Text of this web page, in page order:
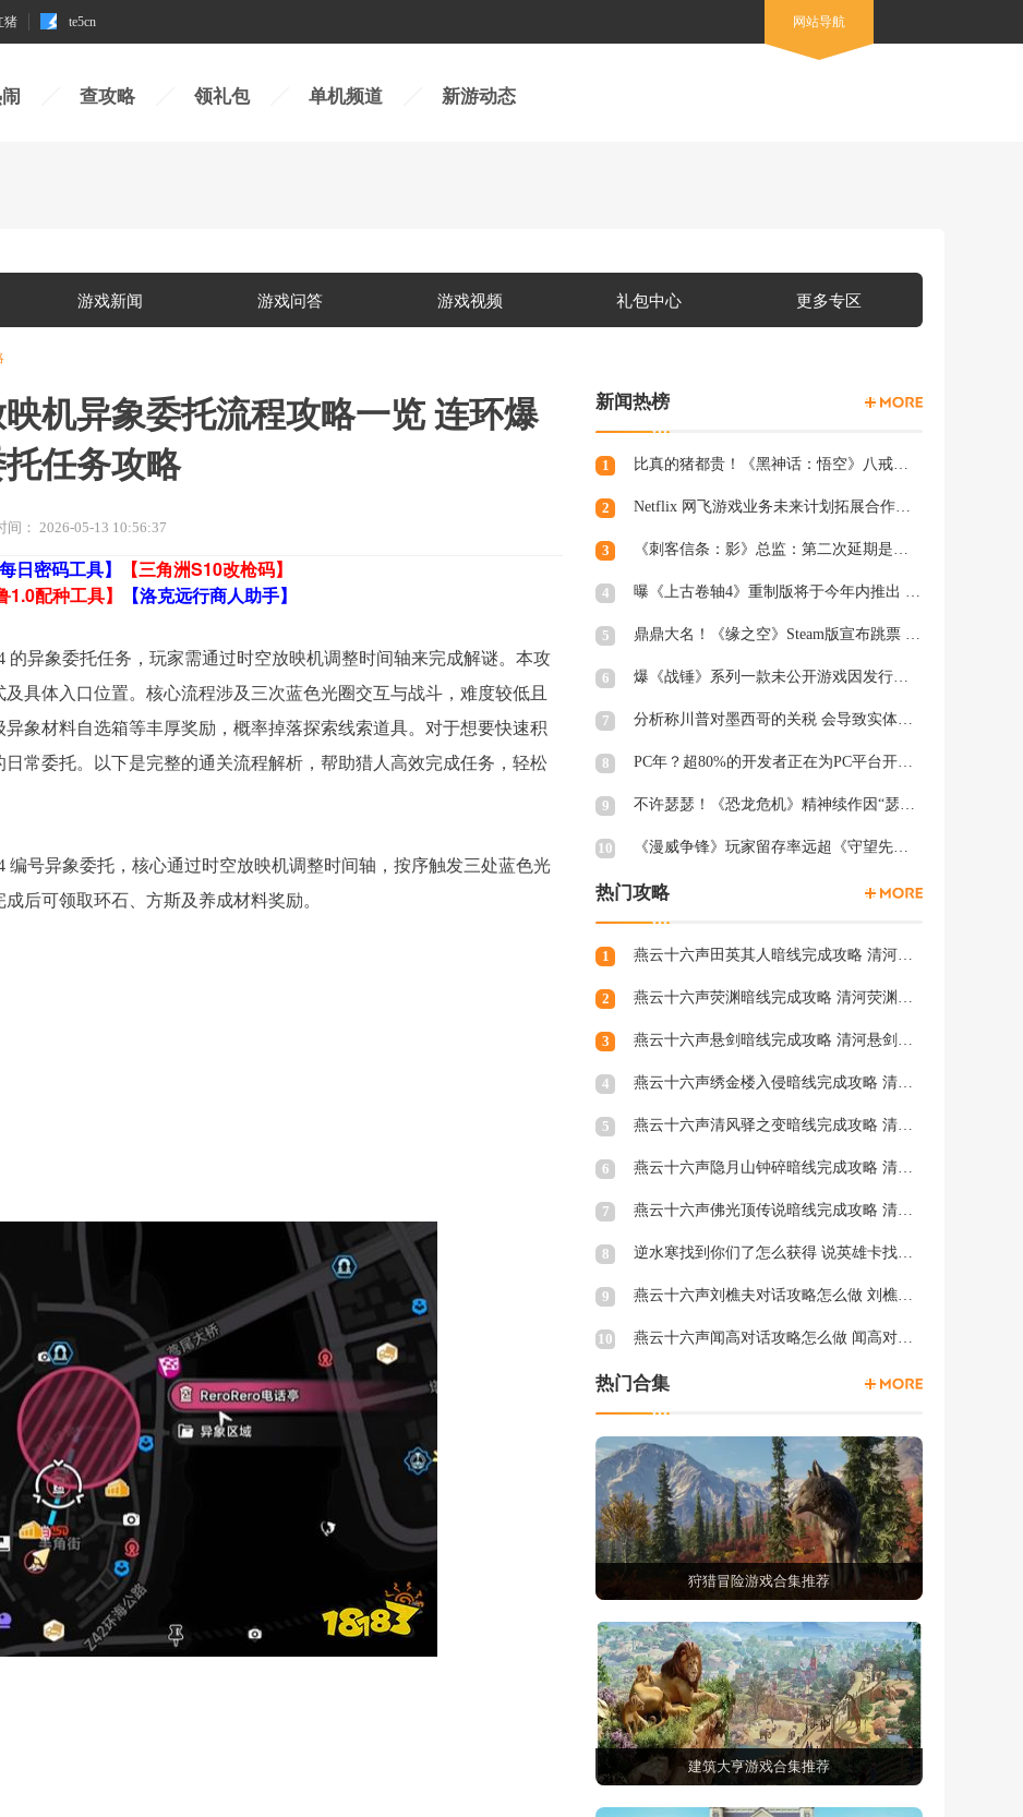
猪 te5cn 网站导航
查攻略 领礼包 单机频道 新游动态
游戏新闻 游戏问答 游戏视频 礼包中心 更多专区
机异象委托流程攻略一览 连环爆
任务攻略
间： 2026-05-13 10:56:37
日密码工具】
【三角洲S10改枪码】
1.0配种工具】
【洛克远行商人助手】
的异象委托任务，玩家需通过时空放映机调整时间轴来完成解谜。本攻
具体入口位置。核心流程涉及三次蓝色光圈交互与战斗，难度较低且
象材料自选箱等丰厚奖励，概率掉落探索线索道具。对于想要快速积
常委托。以下是完整的通关流程解析，帮助猎人高效完成任务，轻松
编号异象委托，核心通过时空放映机调整时间轴，按序触发三处蓝色光
后可领取环石、方斯及养成材料奖励。
新闻热榜
1 比真的猪都贵！《黑神话：悟空》八戒手办开订：根根分明的猪毛
2 Netflix 网飞游戏业务未来计划拓展合作和家庭类游戏
3 《刺客信条：影》总监：第二次延期是因为屋顶太复杂
4 曝《上古卷轴4》重制版将于今年内推出 虚幻5加持
5 鼎鼎大名！《缘之空》Steam版宣布跳票 将延期至2月28日发售
6 爆《战锤》系列一款未公开游戏因发行商撤资而夭折，开发被迫中断
7 分析称川普对墨西哥的关税 会导致实体游戏价格上涨
8 PC年？超80%的开发者正在为PC平台开发游戏 NS2为8%
9 不许瑟瑟！《恐龙危机》精神续作因“瑟瑟Mod”拒绝登陆PC
10 《漫威争锋》玩家留存率远超《守望先锋2》、《绝地潜兵2》等游戏
热门攻略
1 燕云十六声田英其人暗线完成攻略 清河田英其人暗涌怎么触发
2 燕云十六声荧渊暗线完成攻略 清河荧渊暗涌怎么触发
3 燕云十六声悬剑暗线完成攻略 清河悬剑暗涌怎么触发
4 燕云十六声绣金楼入侵暗线完成攻略 清河绣金楼入侵暗涌怎么触发
5 燕云十六声清风驿之变暗线完成攻略 清河清风驿之变暗涌怎么触发
6 燕云十六声隐月山钟碎暗线完成攻略 清河隐月山钟碎暗涌怎么触发
7 燕云十六声佛光顶传说暗线完成攻略 清河佛光顶传说暗涌怎么触发
8 逆水寒找到你们了怎么获得 说英雄卡找到你们了获得方法
9 燕云十六声刘樵夫对话攻略怎么做 刘樵夫对话结交攻略一览
10 燕云十六声闻高对话攻略怎么做 闻高对话结交攻略一览
热门合集
狩猎冒险游戏合集推荐
建筑大亨游戏合集推荐